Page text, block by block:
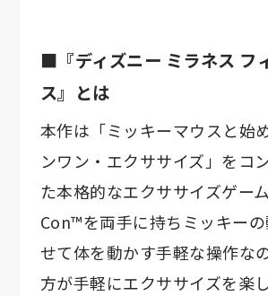
■『ディズニー ミラネス フ
ス』とは
本作は「ミッキーマウスと始
ンワン・エクササイズ」をコ
た本格的なエクササイズゲー
Con™を両手に持ちミッキー
せて体を動かす手軽な操作な
方が手軽にエクササイズを楽